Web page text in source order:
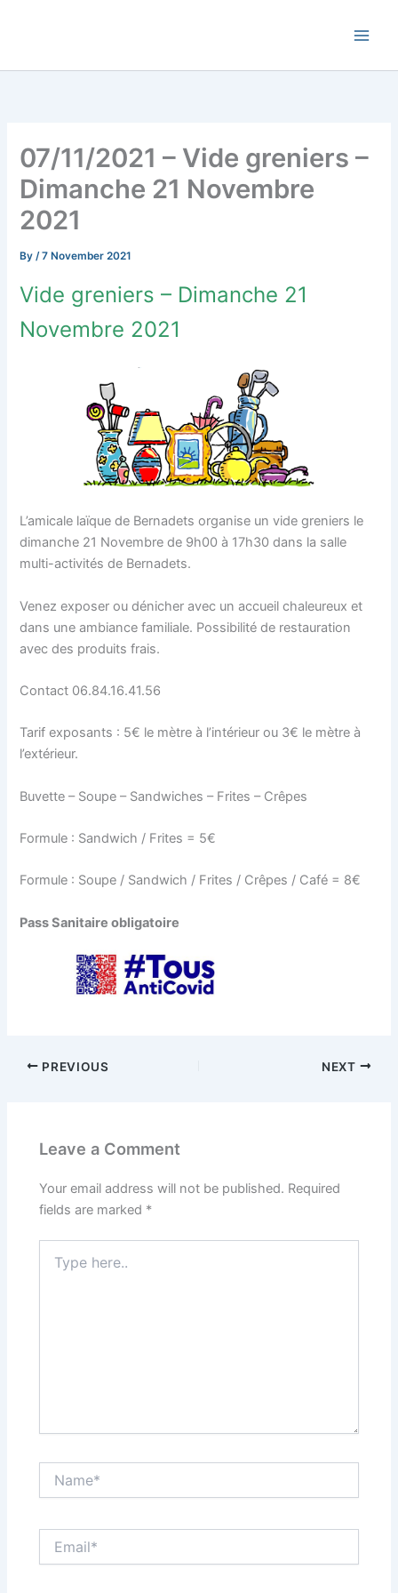
07/11/2021 – Vide greniers –
Dimanche 21 Novembre
2021
By/7 November 2021
Vide greniers – Dimanche 21
Novembre 2021
L’amicale laïque de Bernadets organise un vide greniers le
dimanche 21 Novembre de 9h00 à 17h30 dans la salle
multi-activités de Bernadets.
Venez exposer ou dénicher avec un accueil chaleureux et
dans une ambiance familiale. Possibilité de restauration
avec des produits frais.
Contact 06.84.16.41.56
Tarif exposants : 5€ le mètre à l’intérieur ou 3€ le mètre à
l’extérieur.
Buvette – Soupe – Sandwiches – Frites – Crêpes
Formule : Sandwich / Frites = 5€
Formule : Soupe / Sandwich / Frites / Crêpes / Café = 8€
Pass Sanitaire obligatoire
PREVIOUS NEXT
Leave a Comment
Your email address will not be published. Required
fields are marked *
here..